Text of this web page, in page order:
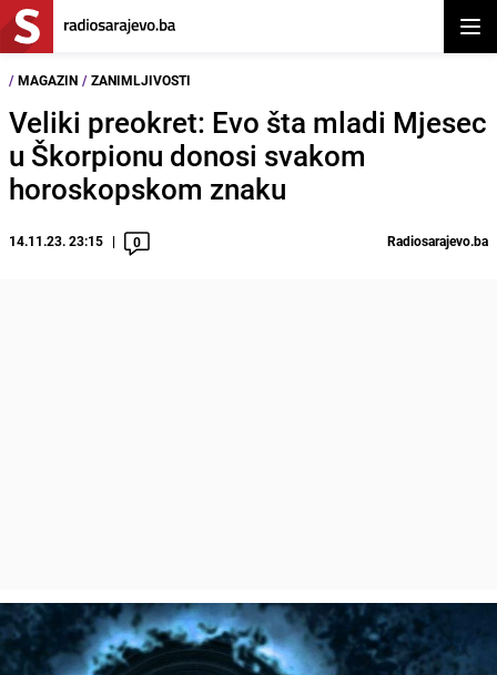
/ MAGAZIN / ZANIMLJIVOSTI
Veliki preokret: Evo šta mladi Mjesec
u Škorpionu donosi svakom
horoskopskom znaku
14.11.23. 23:15 0 Radiosarajevo.ba